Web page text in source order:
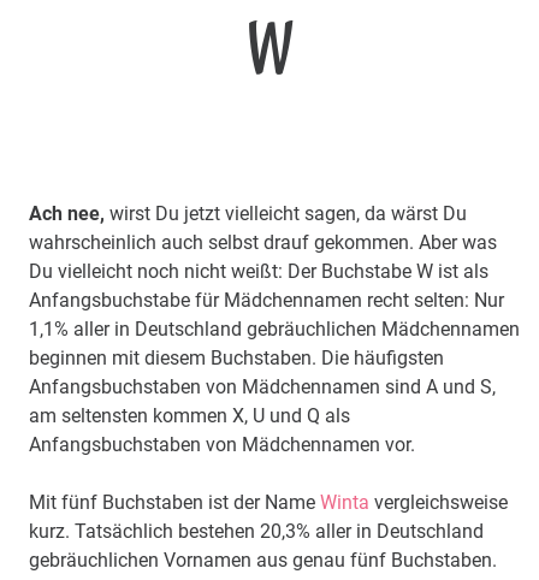
W
Ach nee, wirst Du jetzt vielleicht sagen, da wärst Du
wahrscheinlich auch selbst drauf gekommen. Aber was
Du vielleicht noch nicht weißt: Der Buchstabe W ist als
Anfangsbuchstabe für Mädchennamen recht selten: Nur
1,1% aller in Deutschland gebräuchlichen Mädchennamen
beginnen mit diesem Buchstaben. Die häufigsten
Anfangsbuchstaben von Mädchennamen sind A und S,
am seltensten kommen X, U und Q als
Anfangsbuchstaben von Mädchennamen vor.
Mit fünf Buchstaben ist der Name Winta vergleichsweise
kurz. Tatsächlich bestehen 20,3% aller in Deutschland
gebräuchlichen Vornamen aus genau fünf Buchstaben.